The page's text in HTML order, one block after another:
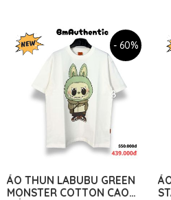
- 60%
ÁO THUN LABUBU GREEN
MONSTER COTTON CAO